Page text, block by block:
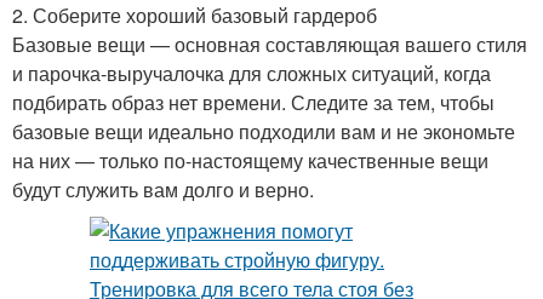
2. Соберите хороший базовый гардероб
Базовые вещи — основная составляющая вашего стиля
и парочка-выручалочка для сложных ситуаций, когда
подбирать образ нет времени. Следите за тем, чтобы
базовые вещи идеально подходили вам и не экономьте
на них — только по-настоящему качественные вещи
будут служить вам долго и верно.